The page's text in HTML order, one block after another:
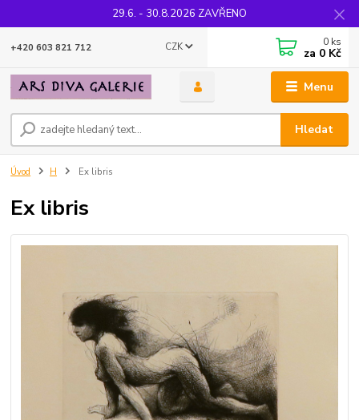
29.6. - 30.8.2026 ZAVŘENO
Menu
CZK
Hledat
+420 603 821 712 0 ks
za 0 Kč
Úvod H Ex libris
Ex libris